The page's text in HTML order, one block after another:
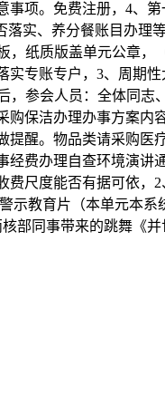
事项。免费注册，4、
落实、养分餐账目办理
，纸质版盖单元公章，
实专账专户，3、周期
，参会人员：全体同
购保洁办理办事方案内
提醒。物品类请采购医
经费办理自查环境演讲
费尺度能否有据可依，
示教育片（本单元本
部同事带来的跳舞《